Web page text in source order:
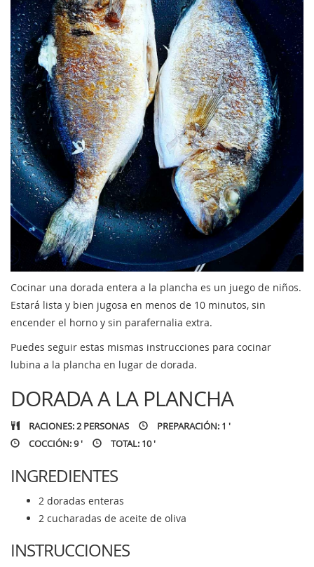
Cocinar una dorada entera a la plancha es un juego de niños.
Estará lista y bien jugosa en menos de 10 minutos, sin
encender el horno y sin parafernalia extra.
Puedes seguir estas mismas instrucciones para cocinar
lubina a la plancha en lugar de dorada.
DORADA A LA PLANCHA
RACIONES: 2 PERSONAS
PREPARACIÓN: 1 '
COCCIÓN: 9 '
TOTAL: 10 '
INGREDIENTES
2 doradas enteras
2 cucharadas de aceite de oliva
INSTRUCCIONES